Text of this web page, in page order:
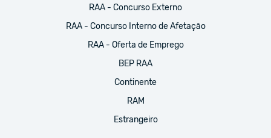
RAA - Concurso Externo
RAA - Concurso Interno de Afetação
RAA - Oferta de Emprego
BEP RAA
Continente
RAM
Estrangeiro